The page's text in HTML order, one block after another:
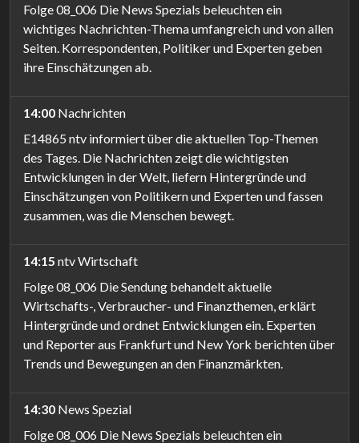
Folge 08_006 Die News Spezials beleuchten ein
wichtiges Nachrichten-Thema umfangreich und von allen
Seiten. Korrespondenten, Politiker und Experten geben
ihre Einschätzungen ab.
14:00 Nachrichten
E14865 ntv informiert über die aktuellen Top-Themen
des Tages. Die Nachrichten zeigt die wichtigsten
Entwicklungen in der Welt, liefern Hintergründe und
Einschätzungen von Politikern und Experten und fassen
zusammen, was die Menschen bewegt.
14:15 ntv Wirtschaft
Folge 08_006 Die Sendung behandelt aktuelle
Wirtschafts-, Verbraucher- und Finanzthemen, erklärt
Hintergründe und ordnet Entwicklungen ein. Experten
und Reporter aus Frankfurt und New York berichten über
Trends und Bewegungen an den Finanzmärkten.
14:30 News Spezial
Folge 08_006 Die News Spezials beleuchten ein